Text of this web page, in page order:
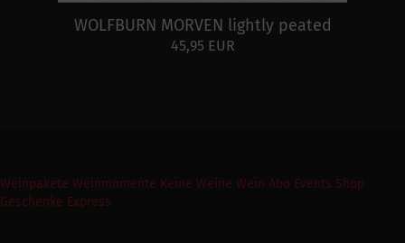
WOLFBURN MORVEN lightly peated
45,95 EUR
Weinpakete Weinmomente Keine Weine Wein Abo Events Shop
Geschenke Express